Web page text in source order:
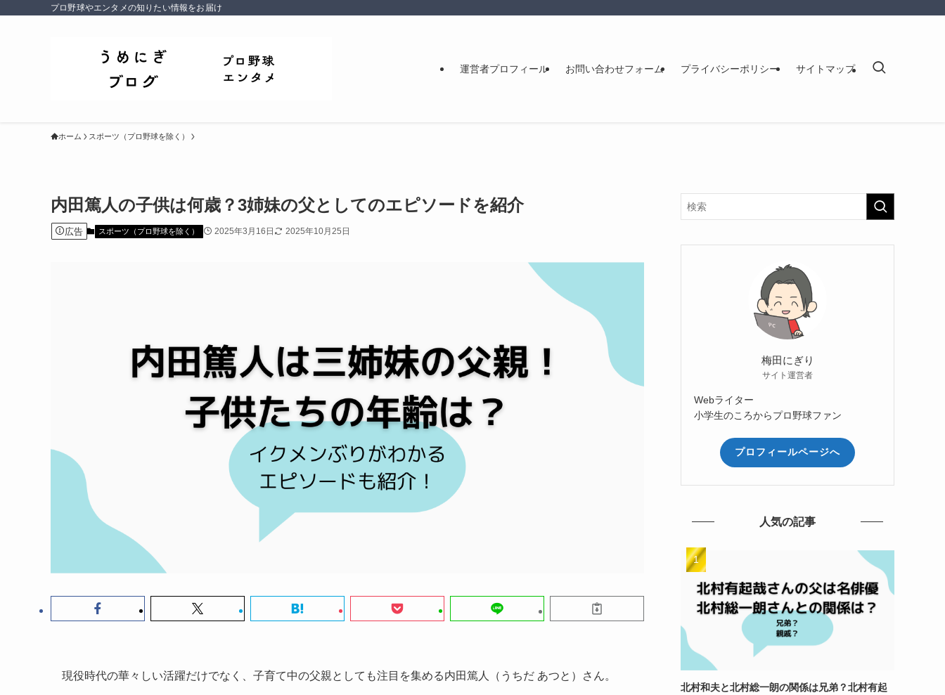
プロ野球やエンタメの知りたい情報をお届け
運営者プロフィール お問い合わせフォーム プライバシーポリシー サイトマップ
ホーム スポーツ（プロ野球を除く）
内田篤人の子供は何歳？3姉妹の父としてのエピソードを紹介
広告 スポーツ（プロ野球を除く） 2025年3月16日 2025年10月25日
現役時代の華々しい活躍だけでなく、子育て中の父親としても注目を集める内田篤人（うちだ あつと）さん。
梅田にぎり
サイト運営者
Webライター
小学生のころからプロ野球ファン
プロフィールページへ
人気の記事
北村和夫と北村総一朗の関係は兄弟？北村有起